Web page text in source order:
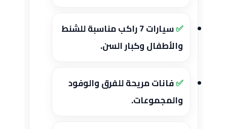
سيارات 7 راكب مناسبة للشنط
والأطفال وكبار السن.
فانات مريحة للفرق والوفود
والمجموعات.